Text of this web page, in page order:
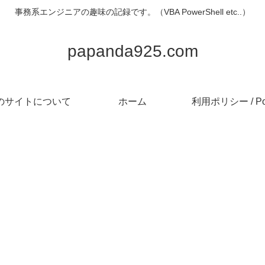
事務系エンジニアの趣味の記録です。（VBA PowerShell etc..）
papanda925.com
サイトについて ホーム 利用ポリシー /